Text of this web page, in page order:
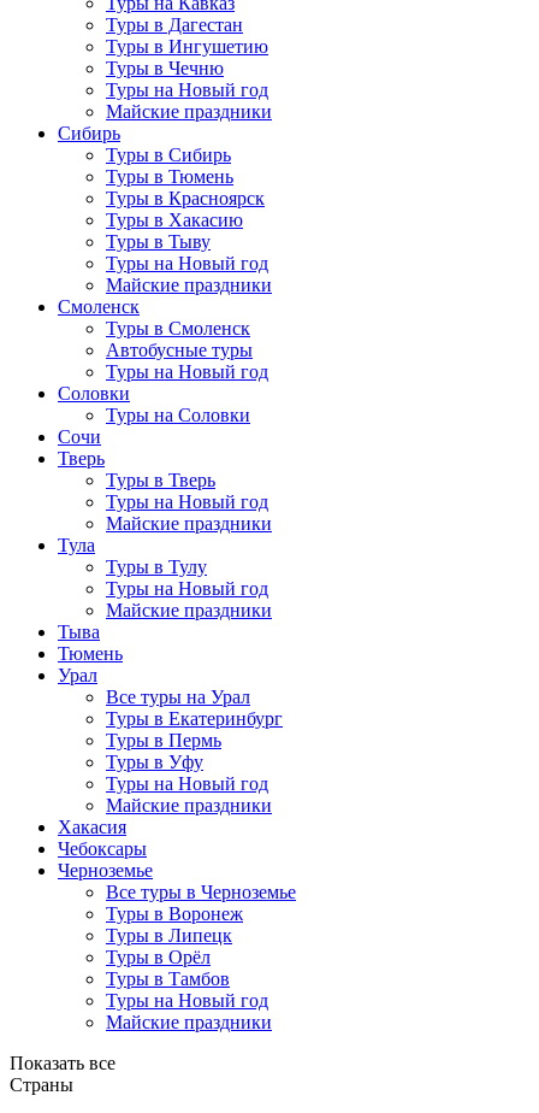
Туры в Дагестан
Туры в Ингушетию
Туры в Чечню
Туры на Новый год
Майские праздники
Сибирь
Туры в Сибирь
Туры в Тюмень
Туры в Красноярск
Туры в Хакасию
Туры в Тыву
Туры на Новый год
Майские праздники
Смоленск
Туры в Смоленск
Автобусные туры
Туры на Новый год
Соловки
Туры на Соловки
Сочи
Тверь
Туры в Тверь
Туры на Новый год
Майские праздники
Тула
Туры в Тулу
Туры на Новый год
Майские праздники
Тыва
Тюмень
Урал
Все туры на Урал
Туры в Екатеринбург
Туры в Пермь
Туры в Уфу
Туры на Новый год
Майские праздники
Хакасия
Чебоксары
Черноземье
Все туры в Черноземье
Туры в Воронеж
Туры в Липецк
Туры в Орёл
Туры в Тамбов
Туры на Новый год
Майские праздники
Показать все
Страны